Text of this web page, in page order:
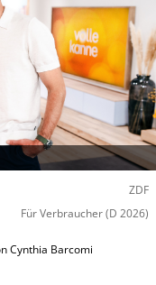
ZDF
Für Verbraucher(D 2026)
Cynthia Barcomi